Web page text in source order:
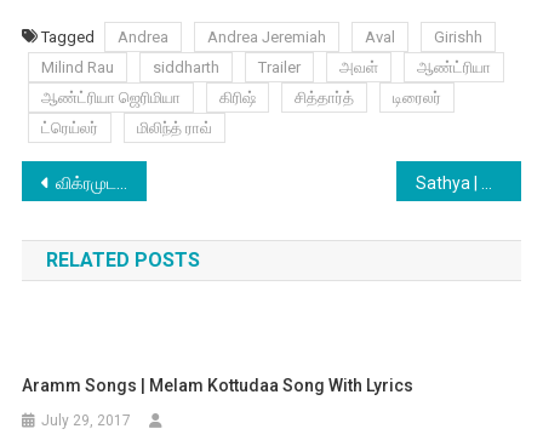
Tagged Andrea Andrea Jeremiah Aval
Girishh
Milind Rau
siddharth Trailer அவள்
ஆண்ட்ரியா
ஆண்ட்ரியா ஜெரிமியா
கிரிஷ் சித்தார்த்
டிரைலர்
ட்ரெய்லர்
மிலிந்த் ராவ்
Post
navigation
விக்ரமுடன் மோதும் சிவகார்த்திகேயன்! Sathya | Yavvana Song Official Cover Version Feat
RELATED POSTS
Aramm Songs | Melam Kottudaa Song With Lyrics
July 29, 2017